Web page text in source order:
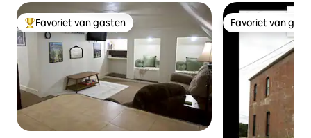
Topfavoriet van gasten
Favoriet van gasten Favoriet van
Favoriet van